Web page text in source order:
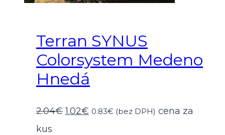
Terran SYNUS
Colorsystem Medeno
Hnedá
2.04€Pôvodná
1.02€ Aktuálna
0.83€ (bez DPH) cena za
kus